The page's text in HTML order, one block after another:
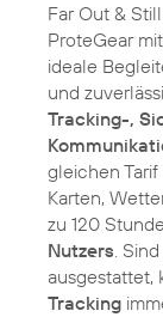
Far Out &
ProteGear
ideale
und
Tracking-,
gleichen
Karten,
zu 120
Nutzers.
ausgestattet,
Tracking